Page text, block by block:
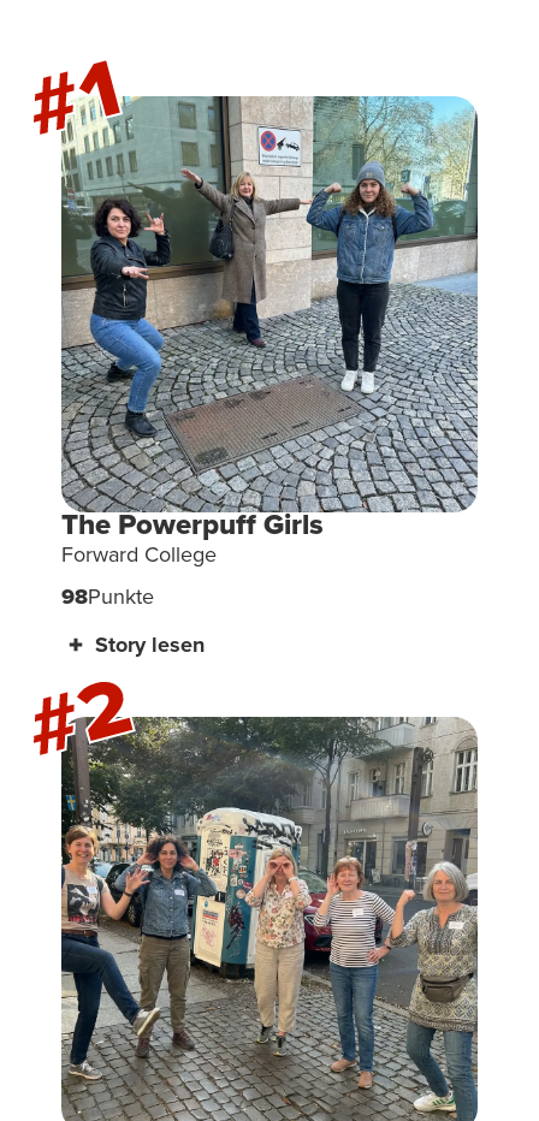
#1
The Powerpuff Girls
Forward College
98Punkte
Story lesen
Die Schnitzeljagd durch Nürnberg war
unser Team-Building-Workshop und ich
muss mit der Kaiserburg anfangen, obwohl
wir erst am Ende dort waren, weil der Blick
von da oben über die roten Dächer der
Altstadt, also das muss man gesehen
haben. Aber vorher, am Ehekarussell-
Brunnen, da haben wir die Posen
nachgestellt und es war SO lustig dass eine
Schulklasse angefangen hat zuzuschauen,
wobei die Lehrerin nicht begeistert aussah.
Dann die 3 im Weggla, diese kleinen
Nürnberger Bratwürste, und Jana hat
gefragt warum die so klein sind, worauf ein
Einheimischer erklärt hat dass es Tradition
ist, was wiederum zu einer zehnminütigen
Diskussion über fränkische Esskultur
geführt hat. Am Schönen Brunnen haben
#2